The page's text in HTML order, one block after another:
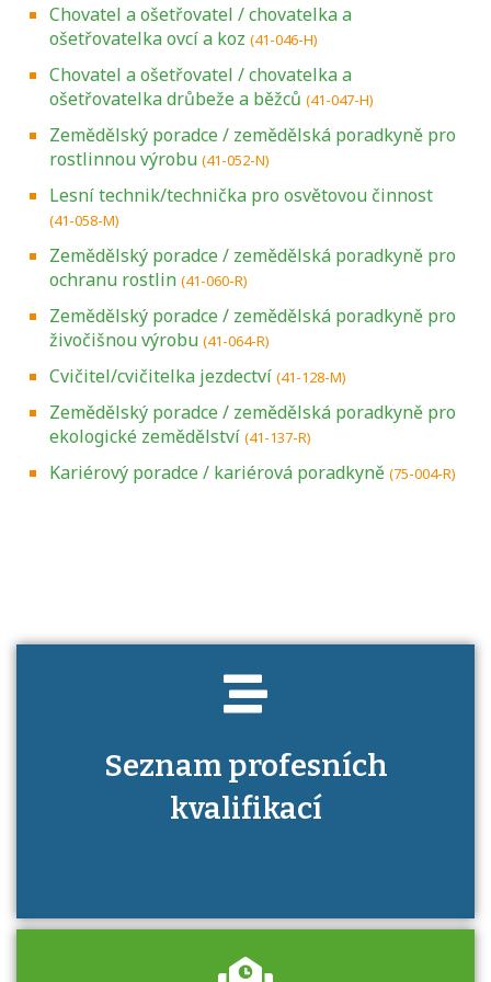
Chovatel a ošetřovatel / chovatelka a
ošetřovatelka ovcí a koz (41-046-H)
Chovatel a ošetřovatel / chovatelka a
ošetřovatelka drůbeže a běžců (41-047-H)
Zemědělský poradce / zemědělská poradkyně pro
rostlinnou výrobu (41-052-N)
Lesní technik/technička pro osvětovou činnost
(41-058-M)
Zemědělský poradce / zemědělská poradkyně pro
ochranu rostlin (41-060-R)
Zemědělský poradce / zemědělská poradkyně pro
živočišnou výrobu (41-064-R)
Cvičitel/cvičitelka jezdectví (41-128-M)
Zemědělský poradce / zemědělská poradkyně pro
ekologické zemědělství (41-137-R)
Kariérový poradce / kariérová poradkyně (75-004-R)
Seznam profesních
kvalifikací
Projděte si seznam profesních kvalifikací.